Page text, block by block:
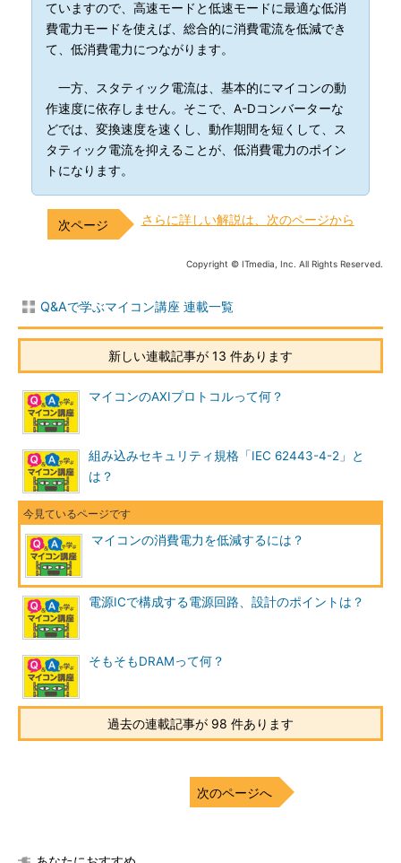
ていますので、高速モードと低速モードに最適な低消
費電力モードを使えば、総合的に消費電流を低減でき
て、低消費電力につながります。
一方、スタティック電流は、基本的にマイコンの動
作速度に依存しません。そこで、A-Dコンバーターな
どでは、変換速度を速くし、動作期間を短くして、ス
タティック電流を抑えることが、低消費電力のポイン
トになります。
さらに詳しい解説は、次のページから
Copyright © ITmedia, Inc. All Rights Reserved.
Q&Aで学ぶマイコン講座 連載一覧
新しい連載記事が 13 件あります
マイコンのAXIプロトコルって何？
組み込みセキュリティ規格「IEC 62443-4-2」と
は？
マイコンの消費電力を低減するには？
電源ICで構成する電源回路、設計のポイントは？
そもそもDRAMって何？
過去の連載記事が 98 件あります
次のページへ